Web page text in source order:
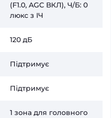
(F1.0, AGC ВКЛ), Ч/Б: 0
люкс з ІЧ
120 дБ
Підтримує
Підтримує
1 зона для головного